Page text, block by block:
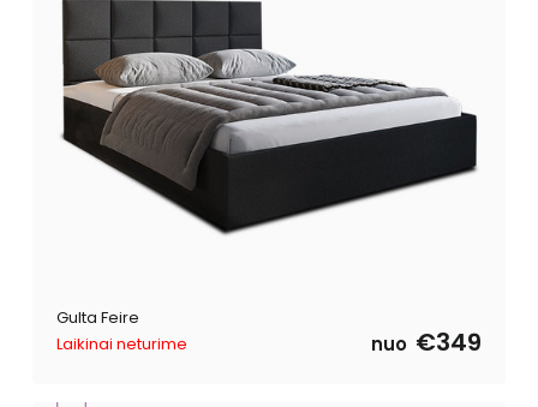
Gulta Feire
Laikinai neturime
nuo €349